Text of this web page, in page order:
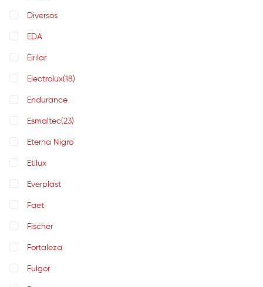
Diversos
EDA
Eirilar
Electrolux(18)
Endurance
Esmaltec(23)
Eterna Nigro
Etilux
Everplast
Faet
Fischer
Fortaleza
Fulgor